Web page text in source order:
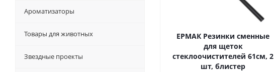
ЕРМАК Резинки сменные
для щеток
стеклоочистителей 61см, 2
шт, блистер
Ароматизаторы
Товары для животных
Звездные проекты